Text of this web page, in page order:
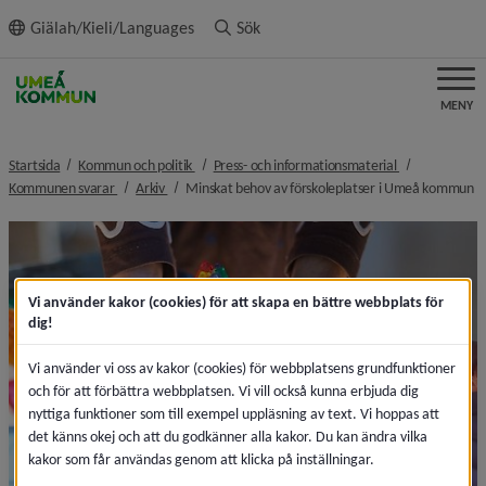
innehållet
Giälah/Kieli/Languages Sök
MENY
Startsida Kommun och politik nivå i brödsmulenavigeringen
Press- och informationsmaterial nivå i
Kommunen svarar nivå i brödsmulenavigeringen
Arkiv nivå i brödsmulenavigeringen
Minskat behov av förskoleplatser i Umeå kommun
Vi använder kakor (cookies) för att skapa en bättre webbplats för
dig!
Vi använder vi oss av kakor (cookies) för webbplatsens grundfunktioner
och för att förbättra webbplatsen. Vi vill också kunna erbjuda dig
nyttiga funktioner som till exempel uppläsning av text. Vi hoppas att
det känns okej och att du godkänner alla kakor. Du kan ändra vilka
kakor som får användas genom att klicka på inställningar.